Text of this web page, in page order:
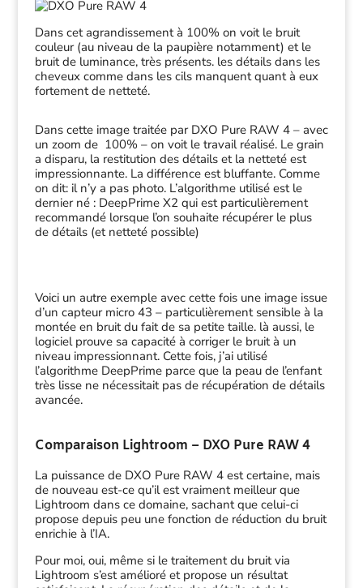
Dans cet agrandissement à 100% on voit le bruit
couleur (au niveau de la paupière notamment) et le
bruit de luminance, très présents. les détails dans les
cheveux comme dans les cils manquent quant à eux
fortement de netteté.
Dans cette image traitée par DXO Pure RAW 4 – avec
un zoom de 100% – on voit le travail réalisé. Le grain
a disparu, la restitution des détails et la netteté est
impressionnante. La différence est bluffante. Comme
on dit: il n’y a pas photo. L’algorithme utilisé est le
dernier né : DeepPrime X2 qui est particulièrement
recommandé lorsque l’on souhaite récupérer le plus
de détails (et netteté possible)
Voici un autre exemple avec cette fois une image issue
d’un capteur micro 43 – particulièrement sensible à la
montée en bruit du fait de sa petite taille. là aussi, le
logiciel prouve sa capacité à corriger le bruit à un
niveau impressionnant. Cette fois, j’ai utilisé
l’algorithme DeepPrime parce que la peau de l’enfant
très lisse ne nécessitait pas de récupération de détails
avancée.
Comparaison Lightroom – DXO Pure RAW 4
La puissance de DXO Pure RAW 4 est certaine, mais
de nouveau est-ce qu’il est vraiment meilleur que
Lightroom dans ce domaine, sachant que celui-ci
propose depuis peu une fonction de réduction du bruit
enrichie à l’IA.
Pour moi, oui, même si le traitement du bruit via
Lightroom s’est amélioré et propose un résultat